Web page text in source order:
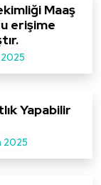
Maaş
erişime
2025
Yapabilir
2025